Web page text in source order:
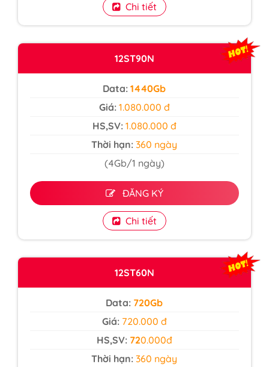
Chi tiết
12ST90N
Data: 1440Gb
Giá: 1.080.000 đ
HS,SV: 1.080.000 đ
Thời hạn: 360 ngày
(4Gb/1 ngày)
ĐĂNG KÝ
Chi tiết
12ST60N
Data: 720Gb
Giá: 720.000 đ
HS,SV:720.000đ
Thời hạn: 360 ngày